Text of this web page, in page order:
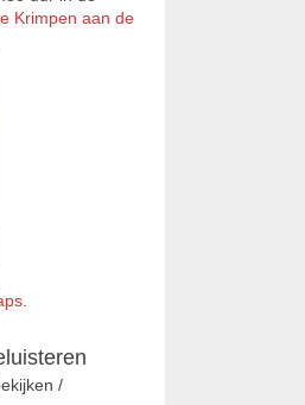
Krimpen aan de
.
/